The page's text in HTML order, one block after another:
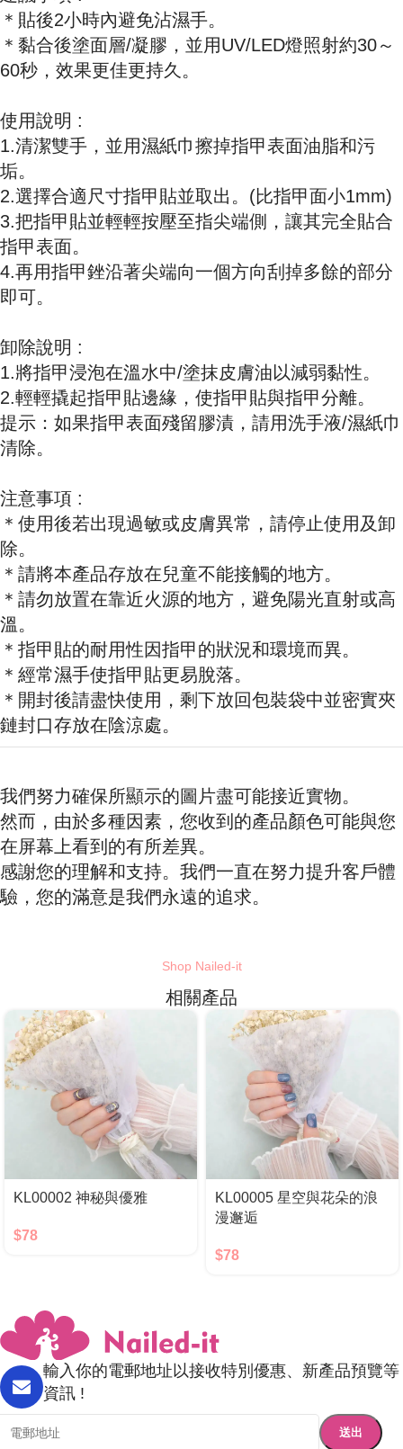
＊貼後2小時內避免沾濕手。
＊黏合後塗面層/凝膠，並用UV/LED燈照射約30～
60秒，效果更佳更持久。
使用說明 :
1.清潔雙手，並用濕紙巾擦掉指甲表面油脂和污
垢。
2.選擇合適尺寸指甲貼並取出。(比指甲面小1mm)
3.把指甲貼並輕輕按壓至指尖端側，讓其完全貼合
指甲表面。
4.再用指甲銼沿著尖端向一個方向刮掉多餘的部分
即可。
卸除說明 :
1.將指甲浸泡在溫水中/塗抹皮膚油以減弱黏性。
2.輕輕撬起指甲貼邊緣，使指甲貼與指甲分離。
提示：如果指甲表面殘留膠漬，請用洗手液/濕紙巾
清除。
注意事項 :
＊使用後若出現過敏或皮膚異常，請停止使用及卸
除。
＊請將本產品存放在兒童不能接觸的地方。
＊請勿放置在靠近火源的地方，避免陽光直射或高
溫。
＊指甲貼的耐用性因指甲的狀況和環境而異。
＊經常濕手使指甲貼更易脫落。
＊開封後請盡快使用，剩下放回包裝袋中並密實夾
鏈封口存放在陰涼處。
我們努力確保所顯示的圖片盡可能接近實物。
然而，由於多種因素，您收到的產品顏色可能與您
在屏幕上看到的有所差異。
感謝您的理解和支持。我們一直在努力提升客戶體
驗，您的滿意是我們永遠的追求。
Shop Nailed-it
相關產品
KL00002 神秘與優雅
$78
KL00005 星空與花朵的浪
漫邂逅
$78
輸入你的電郵地址以接收特別優惠、新產品預覽等
資訊 !